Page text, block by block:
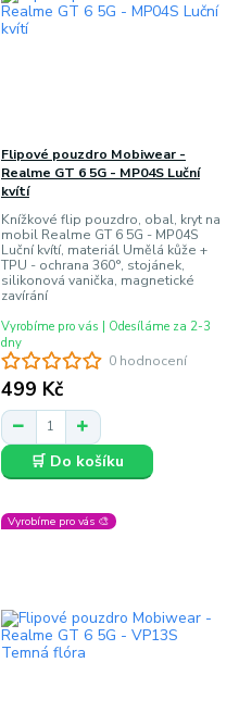
0 hodnocení
Flipové pouzdro Mobiwear -
Realme GT 6 5G - MP04S Luční
kvítí
Knížkové flip pouzdro, obal, kryt na
mobil Realme GT 6 5G - MP04S
Luční kvítí, materiál Umělá kůže +
TPU - ochrana 360°, stojánek,
silikonová vanička, magnetické
zavírání
499 Kč
Vyrobíme pro vás | Odesíláme za 2-3
dny
🛒 Do košíku
Vyrobíme pro vás 🎨